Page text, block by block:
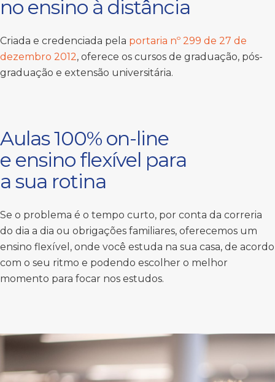
no ensino à distância
Criada e credenciada pela portaria nº 299 de 27 de
dezembro 2012, oferece os cursos de graduação, pós-
graduação e extensão universitária.
Aulas 100% on-line
e ensino flexível para
a sua rotina
Se o problema é o tempo curto, por conta da correria
do dia a dia ou obrigações familiares, oferecemos um
ensino flexível, onde você estuda na sua casa, de acordo
com o seu ritmo e podendo escolher o melhor
momento para focar nos estudos.